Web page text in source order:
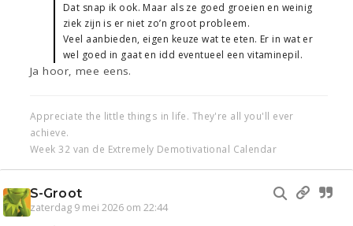
Dat snap ik ook. Maar als ze goed groeien en weinig
ziek zijn is er niet zo’n groot probleem.
Veel aanbieden, eigen keuze wat te eten. Er in wat er
wel goed in gaat en idd eventueel een vitaminepil.
Ja hoor, mee eens.
Appreciate the little things in life. They're all you'll ever
achieve.
Week 32 van de Extremely Demotivational Calendar
S-Groot
zaterdag 9 mei 2026 om 22:44